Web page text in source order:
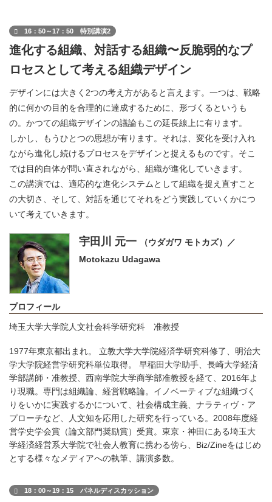
16：50～17：50 特別講演2
進化する組織、対話する組織〜反脆弱的なプ
ロセスとして考える組織デザイン
デザインには大きく2つの考え方があると言えます。一つは、戦略
的に何かの目的を合理的に達成するために、形づくるというも
の。かつての組織デザインの議論もこの延長線上に有ります。
しかし、もうひとつの思想が有ります。それは、変化を受け入れ
ながら進化し続けるプロセスをデザインと捉えるものです。そこ
では目的自体が問い直されながら、組織が進化していきます。
この講演では、適応的な進化システムとして組織を捉え直すこと
の大切さ、そして、対話を通じてそれをどう実践していくかにつ
いて考えていきます。
宇田川 元一
（ウダガワ モトカズ）／
Motokazu Udagawa
プロフィール
埼玉大学大学院人文社会科学研究科 准教授
1977年東京都出まれ。 立教大学大学院経済学研究科修了、明治大
学大学院経営学研究科単位取得。 早稲田大学助手、長崎大学経済
学部講師・准教授、西南学院大学商学部准教授を経て、2016年よ
り現職。専門は組織論、経営戦略論。イノベーティブな組織づく
りをいかに実践するかについて、社会構成主義、ナラティヴ・ア
プローチなど、人文知を応用した研究を行っている。2008年度経
営学史学会賞（論文部門奨励賞）受賞。東京・神田にある埼玉大
学経済経営系大学院で社会人教育に携わる傍ら、Biz/Zineをはじめ
とする様々なメディアへの執筆、講演多数。
18：00～19：15 パネルディスカッション